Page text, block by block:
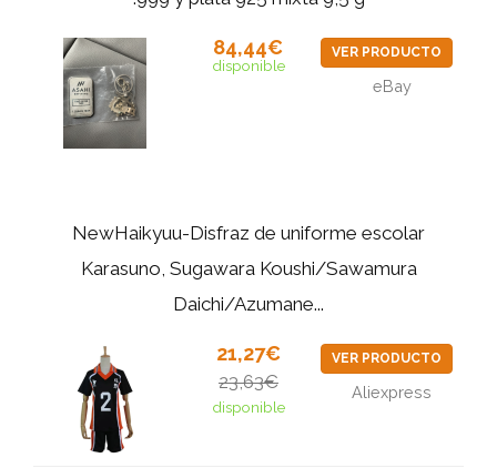
84,44€
disponible
VER PRODUCTO
eBay
NewHaikyuu-Disfraz de uniforme escolar
Karasuno, Sugawara Koushi/Sawamura
Daichi/Azumane...
21,27€
23,63€
disponible
VER PRODUCTO
Aliexpress